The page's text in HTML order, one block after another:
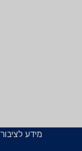
מידע לציבור